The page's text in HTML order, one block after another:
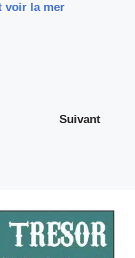
voir la mer
Suivant